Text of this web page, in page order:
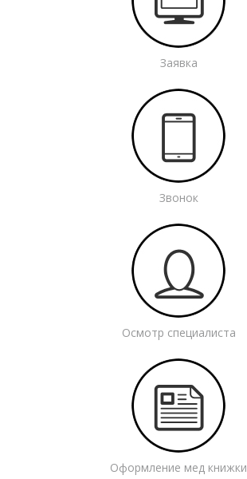
Заявка
Звонок
Осмотр специалиста
Оформление мед книжки